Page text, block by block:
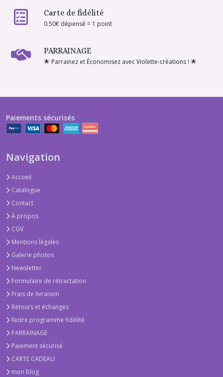
Carte de fidélité
0.50€ dépensé = 1 point
PARRAINAGE
🌟 Parrainez et Économisez avec Violette-créations ! 🌟
Paiements sécurisés
Navigation
Accueil
Catalogue
Contact
À propos
CGV
Mentions légales
Galerie photos
Newsletter
Formulaire de rétractation
Frais de livraison
Retours et échanges
Notre programme fidélité
PARRAINAGE
Paiement sécurisé
CARTE CADEAU
mon blog